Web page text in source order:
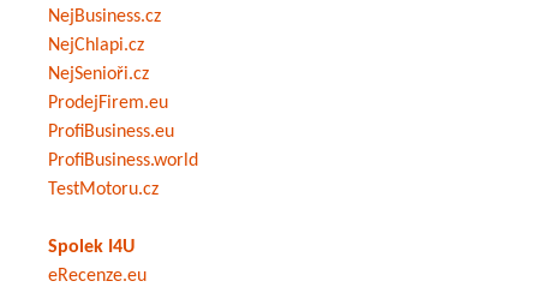
NejBusiness.cz
NejChlapi.cz
NejSenioři.cz
ProdejFirem.eu
ProfiBusiness.eu
ProfiBusiness.world
TestMotoru.cz
Spolek I4U
eRecenze.eu